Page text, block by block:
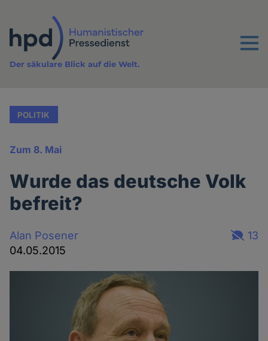
Inhalt
Menu
Der säkulare Blick auf die Welt.
POLITIK
Zum 8. Mai
Wurde das deutsche Volk
befreit?
Alan Posener
04.05.2015
13